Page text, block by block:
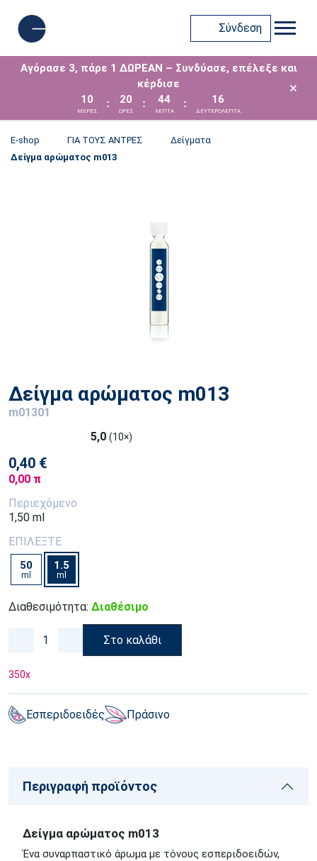
Σύνδεση
Αγόρασε 3, πάρε 1 ΔΩΡΕΑΝ – Συνδύασε, επέλεξε και
κέρδισε
10
ΜΈΡΕΣ
: 20
ΩΡΕΣ
: 44
ΛΕΠΤΑ
: 16
ΔΕΥΤΕΡΟΛΕΠΤΑ
×
E-shop ΓΙΑ ΤΟΥΣ ΑΝΤΡΕΣ
Δείγματα
Δείγμα αρώματος m013
Δείγμα αρώματος m013
m01301
5,0 (10×)
0,40 €
0,00 π
Περιεχόμενο
1,50 ml
ΕΠΙΛΕΞΤΕ
50
ml
1.5
ml
Διαθεσιμότητα: Διαθέσιμο
Στο καλάθι
350x
Εσπεριδοειδές Πράσινο
Περιγραφή προϊόντος
Δείγμα αρώματος m013
Ένα συναρπαστικό άρωμα με τόνους εσπεριδοειδών,